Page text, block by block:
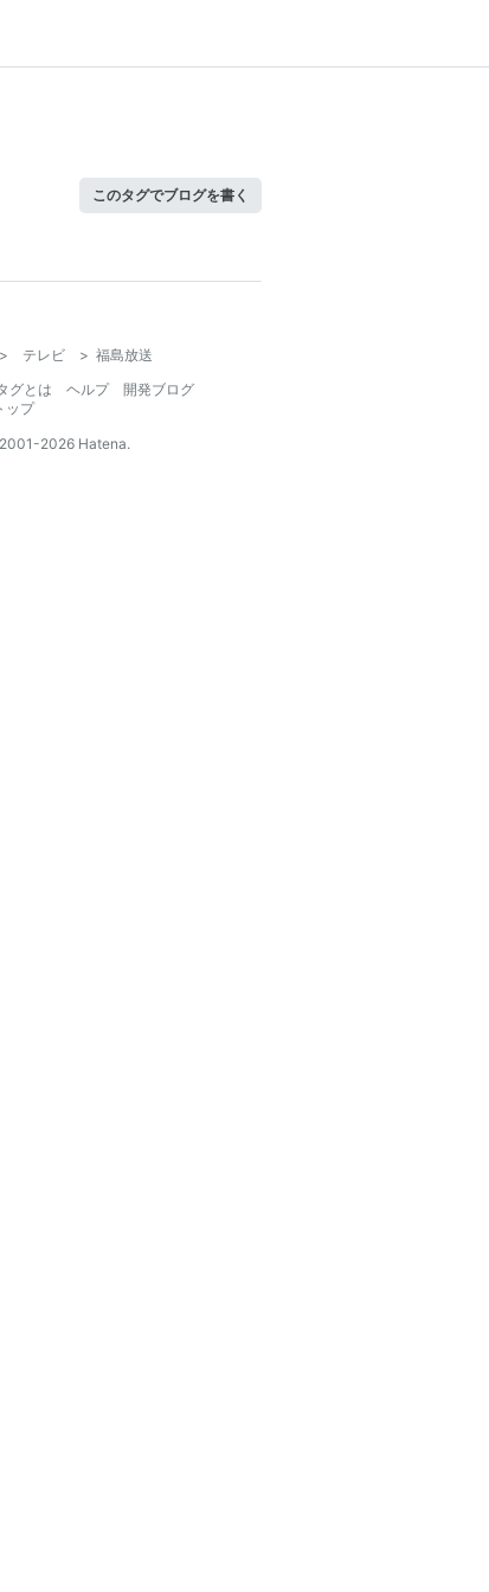
このタグでブログを書く
> テレビ > 福島放送
グとは
ヘルプ
開発ブログ
ップ
2026 Hatena.